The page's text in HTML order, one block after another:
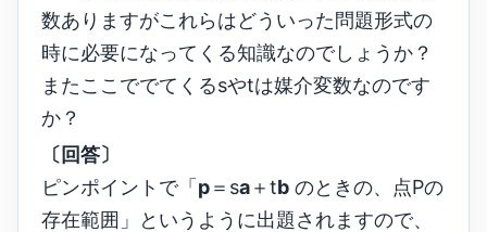
数ありますがこれらはどういった問題形式の
時に必要になってくる知識なのでしょうか？
またここででてくるsやtは媒介変数なのです
か？
〔回答〕
ピンポイントで「 p＝sa＋tb のときの、点Pの
存在範囲」というように出題されますので、